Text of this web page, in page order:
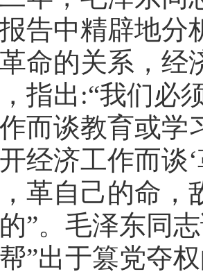
告中精辟地分
命的关系，经
指出:“我们必
而谈教育或学
经济工作而谈
革自己的命，
”。毛泽东同
”出于篡党夺